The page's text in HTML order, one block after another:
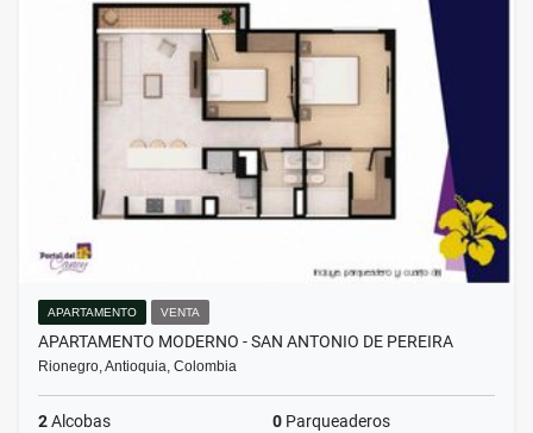
APARTAMENTO VENTA
APARTAMENTO MODERNO - SAN ANTONIO DE PEREIRA
Rionegro, Antioquia, Colombia
2Alcobas 0 Parqueaderos